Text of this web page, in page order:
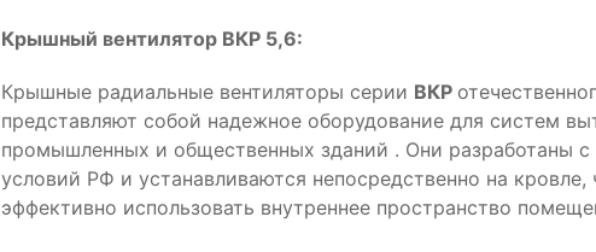
Крышный вентилятор ВКР 5,6:
Крышные радиальные вентиляторы серии ВКР
представляют собой надежное оборудование для систем
промышленных и общественных зданий . Они разработаны с
условий РФ и устанавливаются непосредственно на кровле,
эффективно использовать внутреннее пространство